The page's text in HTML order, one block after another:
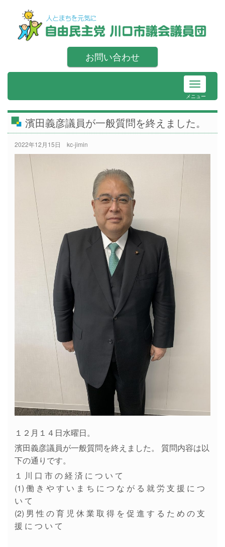
お問い合わせ
メニュー
濱田義彦議員が一般質問を終えました。
2022年12月15日 kc-jimin
１２月１４日水曜日。
濱田義彦議員が一般質問を終えました。 質問内容は以
下の通りです。
１ 川 口 市 の 経 済 に つ い て
(1) 働 き や す い ま ち に つ な が る 就 労 支 援 に つ
い て
(2) 男 性 の 育 児 休 業 取 得 を 促 進 す る た め の 支
援 に つ い て